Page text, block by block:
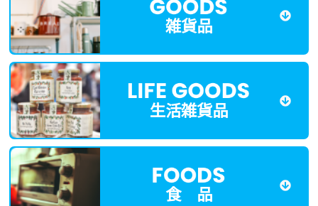
雑貨品
生活雑貨品
食 品